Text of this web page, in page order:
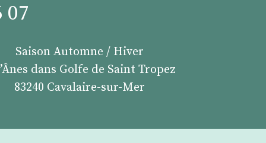
07
Saison Automne / Hiver
dans Golfe de Saint Tropez
83240 Cavalaire-sur-Mer